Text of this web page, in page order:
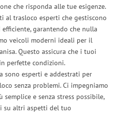
che risponda alle tue esigenze.
al trasloco esperti che gestiscono
garantendo che nulla
veicoli moderni ideali per il
Questo assicura che i tuoi
perfette condizioni.
sono esperti e addestrati per
senza problemi. Ci impegniamo
e senza stress possibile,
su altri aspetti del tuo